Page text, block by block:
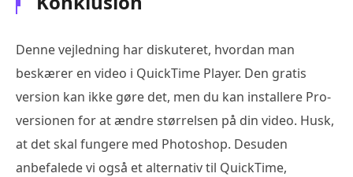
Denne vejledning har diskuteret, hvordan man
beskærer en video i QuickTime Player. Den gratis
version kan ikke gøre det, men du kan installere Pro-
versionen for at ændre størrelsen på din video. Husk,
at det skal fungere med Photoshop. Desuden
anbefalede vi også et alternativ til QuickTime,